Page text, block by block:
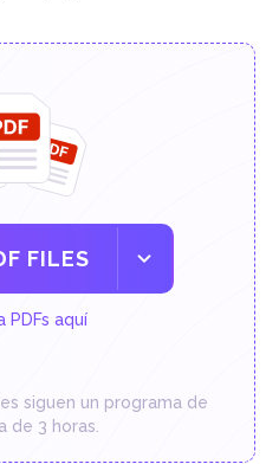
FILES
PDFs aquí
siguen un programa de
de 3 horas.